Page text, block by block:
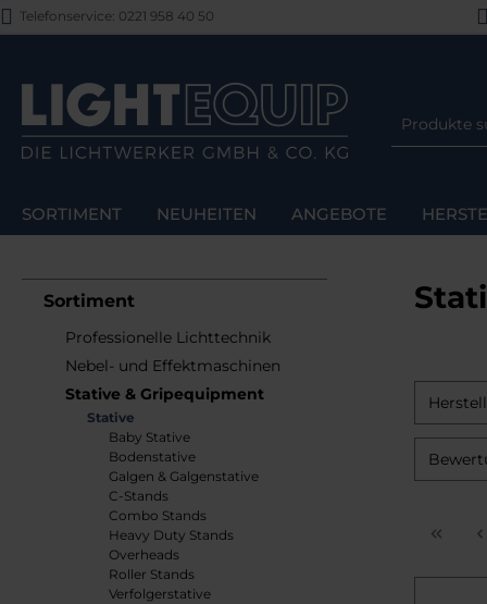
Hauptinhalt springen
Zur Suche springen
Zur Hauptnavigation springen
Telefonservice: 0221 958 40 50
SORTIMENT NEUHEITEN ANGEBOTE
Sortiment
Professionelle Lichttechnik
Nebel- und Effektmaschinen
Stative & Gripequipment
Stative
Baby Stative
Bodenstative
Galgen & Galgenstative
C-Stands
Combo Stands
Heavy Duty Stands
Overheads
Roller Stands
Verfolgerstative